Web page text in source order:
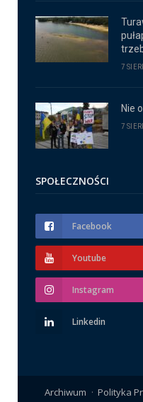
7
Nie
7
SPOŁECZNOŚCI
Facebook
Youtube
Instagram
Linkedin
Archiwum Polityka